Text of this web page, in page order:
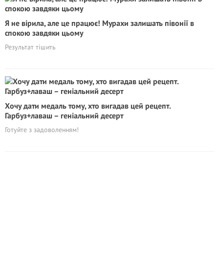
Я не вірила, але це працює! Мурахи залишать півонії в
спокою завдяки цьому
Результат тішить
Хочу дати медаль тому, хто вигадав цей рецепт.
Гарбуз+лаваш – геніальний десерт
Готуйте з задоволенням!